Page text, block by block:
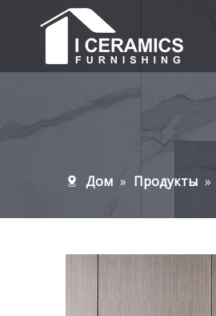
Дом » Продукты »